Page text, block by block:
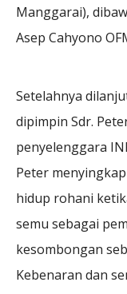
Manggarai),
Asep Cahyono
Setelahnya
dipimpin Sdr.
penyelenggara
Peter
hidup rohani
semu sebagai
kesombongan
Kebenaran dan